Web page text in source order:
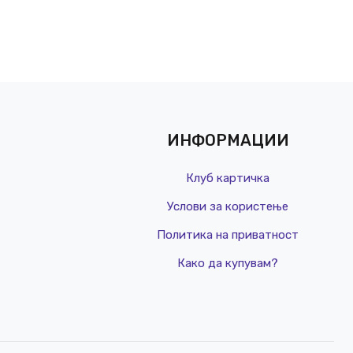
ИНФОРМАЦИИ
Клуб картичка
Услови за користење
Политика на приватност
Како да купувам?